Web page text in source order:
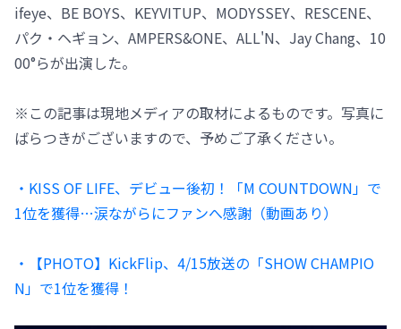
ifeye、BE BOYS、KEYVITUP、MODYSSEY、RESCENE、
パク・ヘギョン、AMPERS&ONE、ALL'N、Jay Chang、10
00°らが出演した。
※この記事は現地メディアの取材によるものです。写真に
ばらつきがございますので、予めご了承ください。
・KISS OF LIFE、デビュー後初！「M COUNTDOWN」で
1位を獲得…涙ながらにファンへ感謝（動画あり）
・【PHOTO】KickFlip、4/15放送の「SHOW CHAMPIO
N」で1位を獲得！